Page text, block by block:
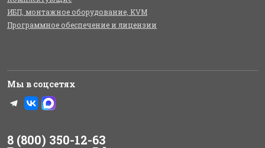
ИБП, монтажное оборудование, KVM
Программное обеспечение и лицензии
Мы в соцсетях
8 (800) 350-12-63